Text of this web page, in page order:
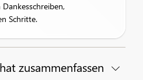
Schritte.
zusammenfassen